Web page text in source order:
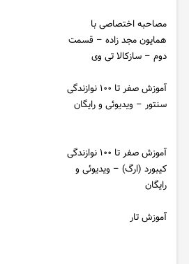
مصاحبه اختصاصی با
همایون مجد زاده – قسمت
دوم – سازکالا تی وی
آموزش صفر تا ۱۰۰ نوازندگی
سنتور – ویدیوئی و رایگان
آموزش صفر تا ۱۰۰ نوازندگی
کیبورد (ارگ) – ویدیوئی و
رایگان
آموزش تار